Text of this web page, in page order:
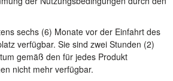
sechs (6) Monate vor der Einfahrt des
verfügbar. Sie sind zwei Stunden (2)
gemäß den für jedes Produkt
nicht mehr verfügbar.